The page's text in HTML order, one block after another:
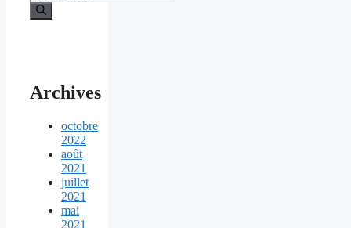
Archives
octobre
2022
août
2021
juillet
2021
mai
2021